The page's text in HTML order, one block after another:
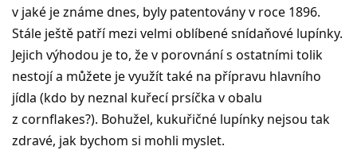
v jaké je známe dnes, byly patentovány v roce 1896.
Stále ještě patří mezi velmi oblíbené snídaňové lupínky.
Jejich výhodou je to, že v porovnání s ostatními tolik
nestojí a můžete je využít také na přípravu hlavního
jídla (kdo by neznal kuřecí prsíčka v obalu
z cornflakes?). Bohužel, kukuřičné lupínky nejsou tak
zdravé, jak bychom si mohli myslet.